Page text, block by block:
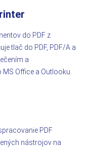
do PDF z
tlač do PDF, PDF/A a
a
Office a Outlooku.
PDF
nástrojov na